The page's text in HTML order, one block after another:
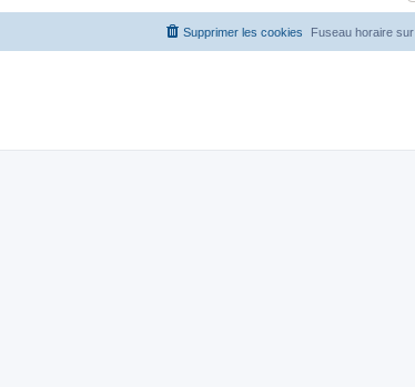
Fuseau horaire sur
Supprimer les cookies